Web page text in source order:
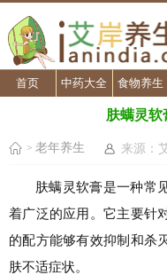
首页 中药大全 食物养生
肤螨灵软
> 老年养生 来源：
肤螨灵软膏是一种常
着广泛的应用。它主要针
的配方能够有效抑制和杀
肤不适症状。